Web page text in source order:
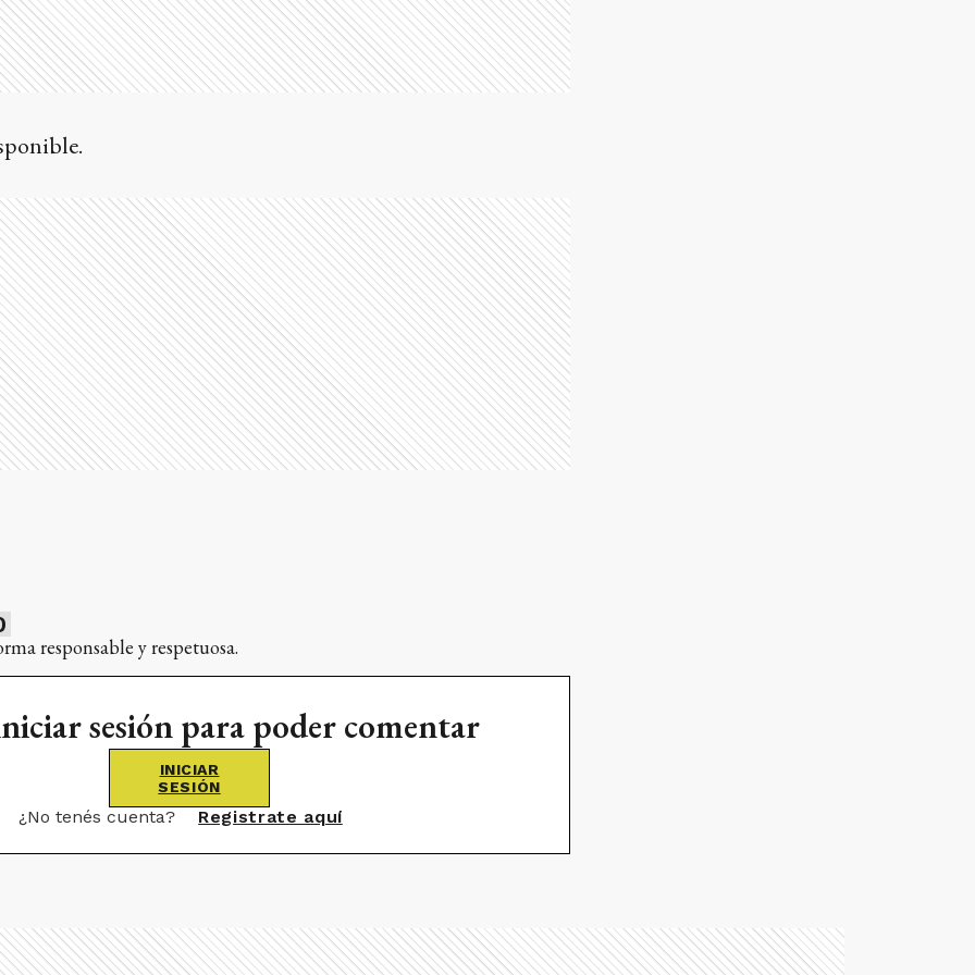
responsable y respetuosa.
sesión para poder comentar
INICIAR
SESIÓN
¿No tenés cuenta? Registrate aquí